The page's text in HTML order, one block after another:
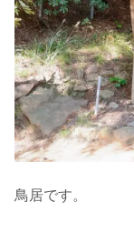
鳥居です。